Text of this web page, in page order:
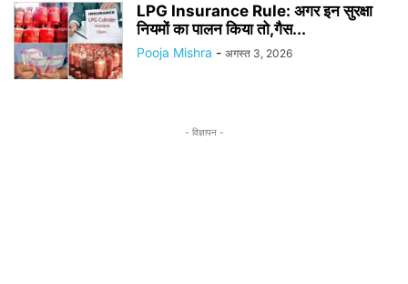
LPG Insurance Rule: अगर इन सुरक्षा
नियमों का पालन किया तो,गैस...
Pooja Mishra - अगस्त 3, 2026
- विज्ञापन -